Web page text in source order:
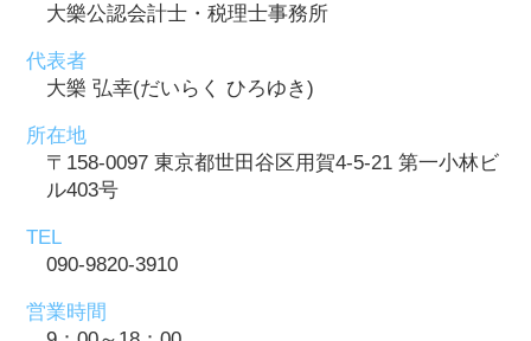
大樂公認会計士・税理士事務所
代表者
大樂 弘幸(だいらく ひろゆき)
所在地
〒158-0097 東京都世田谷区用賀4-5-21 第一小林ビ
ル403号
TEL
090-9820-3910
営業時間